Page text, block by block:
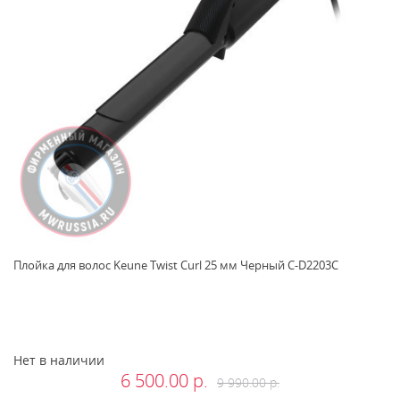
Плойка для волос Keune Twist Curl 25 мм Черный C-D2203C
Нет в наличии
6 500.00 р. 9 990.00 р.